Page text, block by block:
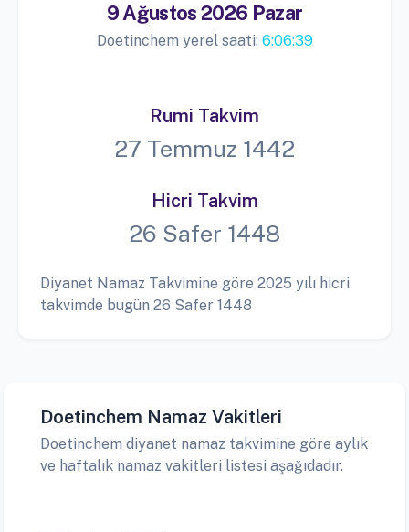
9 Ağustos 2026 Pazar
Doetinchem yerel saati: 6:06:39
Rumi Takvim
27 Temmuz 1442
Hicri Takvim
26 Safer 1448
Diyanet Namaz Takvimine göre 2025 yılı hicri
takvimde bugün 26 Safer 1448
Doetinchem Namaz Vakitleri
Doetinchem diyanet namaz takvimine göre aylık
ve haftalık namaz vakitleri listesi aşağıdadır.